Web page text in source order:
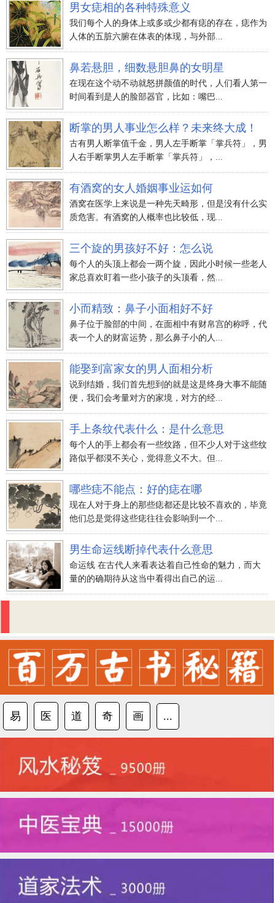
男女痣相的各种特殊意义
我们每个人的身体上或多或少都有痣的存在，痣作为
人体的五脏六腑在体表的体现，与外部...
鼻若悬胆，细数悬胆鼻的女明星
在现在这个动不动就怒拼颜值的时代，人们看人第一
时间看到是人的脸部器官，比如：嘴巴...
断掌的男人事业怎么样？未来终大成！
古有男人断掌值千金，男人左手断掌「掌兵符」，男
人右手断掌男人左手断掌「掌兵符」，...
有酒窝的女人婚姻事业运如何
酒窝在医学上来说是一种先天畸形，但是没有什么实
质危害。有酒窝的人概率也比较低，现...
三个旋的男孩好不好：怎么说
每个人的头顶上都会一两个旋，因此小时候一些老人
家总喜欢盯着一些小孩子的头顶看，然...
小而精致：鼻子小面相好不好
鼻子位于脸部的中间，在面相中有财帛宫的称呼，代
表一个人的财富运势，那么鼻子小的人...
能娶到富家女的男人面相分析
说到结婚，我们首先想到的就是这是终身大事不能随
便，我们会考量对方的家境，对方的经...
手上条纹代表什么：是什么意思
每个人的手上都会有一些纹路，但不少人对于这些纹
路似乎都漠不关心，觉得意义不大。但...
哪些痣不能点：好的痣在哪
现在人对于身上的那些痣都还是比较不喜欢的，毕竟
他们总是觉得这些痣往往会影响到一个...
男生命运线断掉代表什么意思
命运线 在古代人来看表达着自己性命的魅力，而大
量的的确期待从这当中看得出自己的运...
易 医 道 奇 画 ...